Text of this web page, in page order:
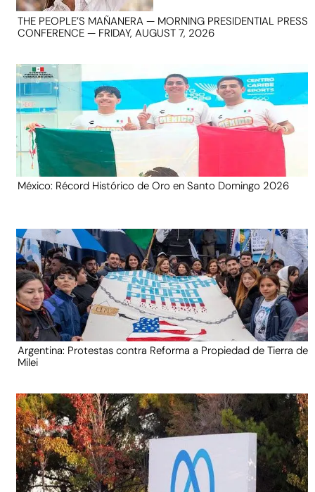
THE PEOPLE’S MAÑANERA — MORNING PRESIDENTIAL PRESS
CONFERENCE — FRIDAY, AUGUST 7, 2026
México: Récord Histórico de Oro en Santo Domingo 2026
Argentina: Protestas contra Reforma a Propiedad de Tierra de
Milei